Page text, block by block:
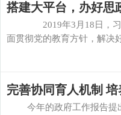
搭建大平台，办好思
2019年3月18日，习近平
面贯彻党的教育方针，解决
完善协同育人机制
今年的政府工作报告提出